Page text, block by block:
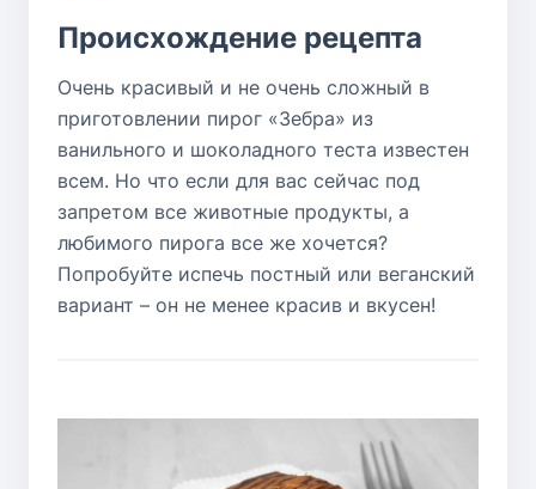
Происхождение рецепта
Очень красивый и не очень сложный в
приготовлении пирог «Зебра» из
ванильного и шоколадного теста известен
всем. Но что если для вас сейчас под
запретом все животные продукты, а
любимого пирога все же хочется?
Попробуйте испечь постный или веганский
вариант – он не менее красив и вкусен!